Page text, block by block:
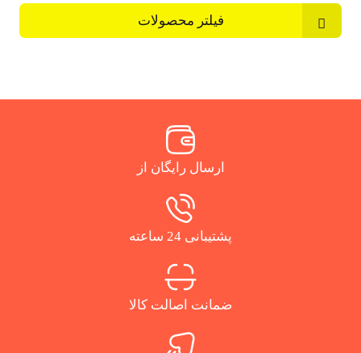
فیلتر محصولات
ارسال رایگان از
پشتیبانی 24 ساعته
ضمانت اصالت کالا